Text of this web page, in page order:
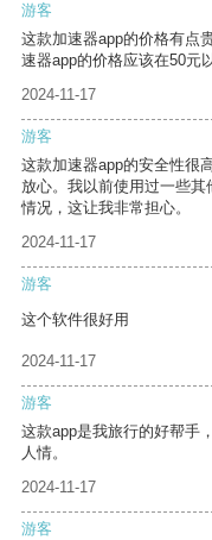
游客
这款加速器app的价格有点
速器app的价格应该在50元
2024-11-17
游客
这款加速器app的安全性很
放心。我以前使用过一些
情况，这让我非常担心。
2024-11-17
游客
这个软件很好用
2024-11-17
游客
这款app是我旅行的好帮手
人情。
2024-11-17
游客